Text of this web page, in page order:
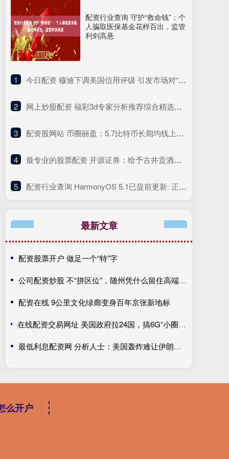
配资行业查询 守护“救命钱”：个
人骗取医保基金花样百出，监管
利剑高悬
1 ​今日配资 穆迪下调美国信用评级 引发市场对“抛售美国”的担忧重现
2 ​网上炒股配资 福彩3d专家分析推荐综合精选最准预测
3 ​配资股网站 币圈丽盈：5.7比特币长期均线上方，回调即是买入机会！以太坊4小时连阴下跌，谨防主力诱多陷阱！最新行情分析_趋势_盘口_市场
4 ​最专业的股票配资 开源证券：给予古井贡酒增持评级
5 ​配资行业查询 HarmonyOS 5.1已提前更新: 正逐步推送中, 你收到了吗?
最新文章
配资股票开户 做足一个“特”字
公司配资炒股 不“拼区位”，随州凭什么留住高端人才？
配资在线 9公里文化绿廊变身百年京张新地标
在线配资交易网址 美国政府拉24国，搞6G“小圈子”抱团围堵，结果中国这张牌却先亮了！
最低利息配资网 分析人士：美国轰炸难让伊朗屈服
么开户